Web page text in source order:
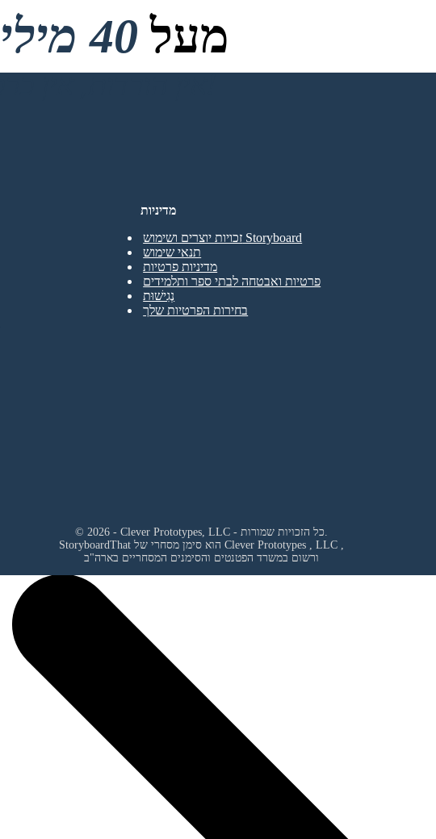
מעל 40 מיליון
אין הורדות, אין כרטיס אשראי ואין צורך בכניסה כדי לנסות!
מדיניות
זכויות יוצרים ושימוש Storyboard
תנאי שימוש
מדיניות פרטיות
פרטיות ואבטחה לבתי ספר ותלמידים
נְגִישׁוּת
בחירות הפרטיות שלך
© 2026 - Clever Prototypes, LLC - כל הזכויות שמורות.
Clever Prototypes , LLC ,
ורשום במשרד הפטנטים והסימנים המסחריים בארה"ב